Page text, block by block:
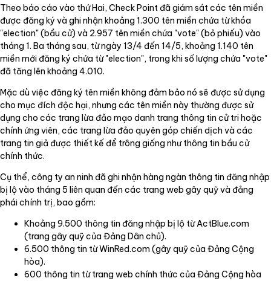
Theo báo cáo vào thứ Hai, Check Point đã giám sát các tên miền
được đăng ký và ghi nhận khoảng 1.300 tên miền chứa từ khóa
"election" (bầu cử) và 2.957 tên miền chứa "vote" (bỏ phiếu) vào
tháng 1. Ba tháng sau, từ ngày 13/4 đến 14/5, khoảng 1.140 tên
miền mới đăng ký chứa từ "election", trong khi số lượng chứa "vote"
đã tăng lên khoảng 4.010.
Mặc dù việc đăng ký tên miền không đảm bảo nó sẽ được sử dụng
cho mục đích độc hại, nhưng các tên miền này thường được sử
dụng cho các trang lừa đảo mạo danh trang thông tin cử tri hoặc
chính ứng viên, các trang lừa đảo quyên góp chiến dịch và các
trang tin giả được thiết kế để trông giống như thông tin bầu cử
chính thức.
Cụ thể, công ty an ninh đã ghi nhận hàng ngàn thông tin đăng nhập
bị lộ vào tháng 5 liên quan đến các trang web gây quỹ và đảng
phái chính trị, bao gồm:
Khoảng 9.500 thông tin đăng nhập bị lộ từ ActBlue.com
(trang gây quỹ của Đảng Dân chủ).
6.500 thông tin từ WinRed.com (gây quỹ của Đảng Cộng
hòa).
600 thông tin từ trang web chính thức của Đảng Cộng hòa